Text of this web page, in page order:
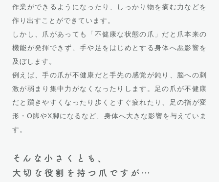
作業ができるようになったり、しっかり物を摘む力などを
作り出すことができています。
しかし、爪があっても「不健康な状態の爪」だと爪本来の
機能が発揮できず、手や足をはじめとする身体へ悪影響を
及ぼします。
例えば、手の爪が不健康だと手先の感覚が鈍り、脳への刺
激が弱まり集中力がなくなったりします。足の爪が不健康
だと躓きやすくなったり歩くとすぐ疲れたり、足の指が変
形・O脚やX脚になるなど、身体へ大きな影響を与えていま
す。
そんな小さくとも、
大切な役割を持つ爪ですが…